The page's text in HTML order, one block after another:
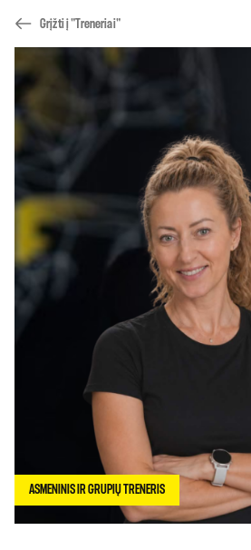
Grįžti į "Treneriai"
ASMENINIS IR GRUPIŲ TRENERIS